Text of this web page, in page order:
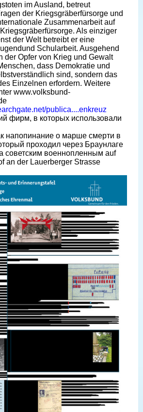
im Ausland, betreut
der Kriegsgräberfürsorge und
Zusammenarbeit auf
Als einziger
der Welt betreibt er eine
Schularbeit. Ausgehend
der Opfer von Krieg und Gewalt
dass Demokratie und
sind, sondern das
Einzelnen erfordern. Weitere
www.volksbund-
publica....enkreuz
фирм, в которых использовали
напопинание о марше смерти в
проходил через Браунлаге
советским военнопленным auf
an der Lauerberger Strasse